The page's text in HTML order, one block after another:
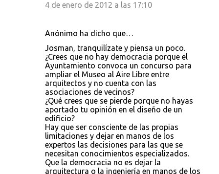
4 de enero de 2012 a las 17:10
Anónimo ha dicho que…
Josman, tranquilízate y piensa un poco.
¿Crees que no hay democracia porque el
Ayuntamiento convoca un concurso para
ampliar el Museo al Aire Libre entre
arquitectos y no cuenta con las
asociaciones de vecinos?
¿Qué crees que se pierde porque no hayas
aportado tu opinión en el diseño de un
edificio?
Hay que ser consciente de las propias
limitaciones y dejar en manos de los
expertos las decisiones para las que se
necesitan conocimientos especializados.
Que la democracia no es dejar la
arquitectura o la ingeniería en manos de los